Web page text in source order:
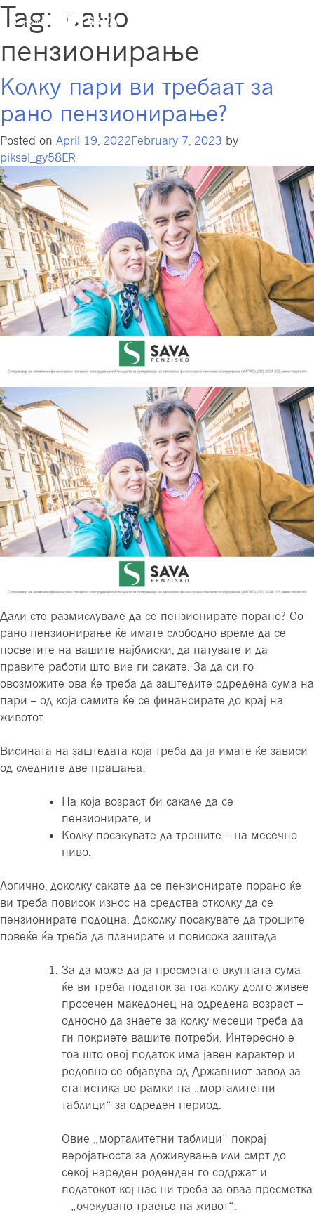
Tag: рано
пензионирање
Колку пари ви требаат за
рано пензионирање?
Posted on April 19, 2022February 7, 2023 by
piksel_gy58ER
Дали сте размислувале да се пензионирате порано? Со
рано пензионирање ќе имате слободно време да се
посветите на вашите најблиски, да патувате и да
правите работи што вие ги сакате. За да си го
овозможите ова ќе треба да заштедите одредена сума на
пари – од која самите ќе се финансирате до крај на
животот.
Висината на заштедата која треба да ја имате ќе зависи
од следните две прашања:
На која возраст би сакале да се
пензионирате, и
Колку посакувате да трошите – на месечно
ниво.
Логично, доколку сакате да се пензионирате порано ќе
ви треба повисок износ на средства отколку да се
пензионирате подоцна. Доколку посакувате да трошите
повеќе ќе треба да планирате и повисока заштеда.
За да може да ја пресметате вкупната сума
ќе ви треба податок за тоа колку долго живее
просечен македонец на одредена возраст –
односно да знаете за колку месеци треба да
ги покриете вашите потреби. Интересно е
тоа што овој податок има јавен карактер и
редовно се објавува од Државниот завод за
статистика во рамки на „морталитетни
таблици“ за одреден период.
Овие „морталитетни таблици“ покрај
веројатноста за доживување или смрт до
секој нареден роденден го содржат и
податокот кој нас ни треба за оваа пресметка
– „очекувано траење на живот“.